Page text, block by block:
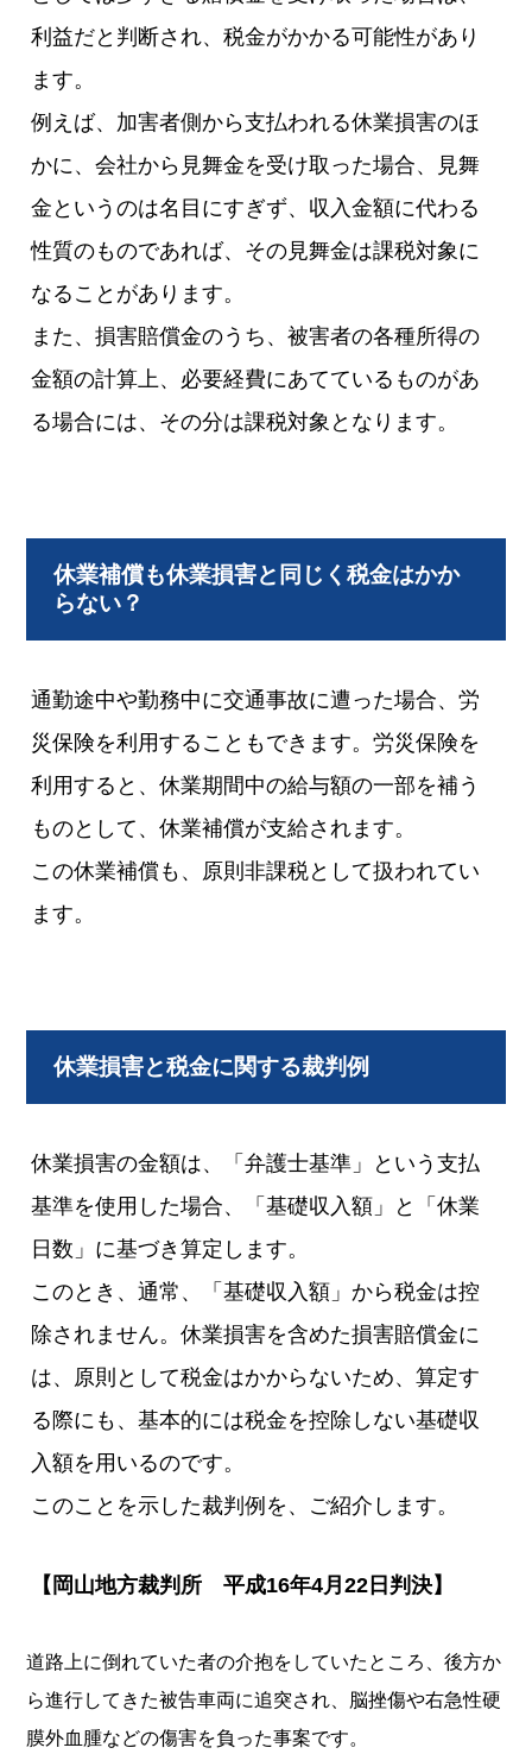
利益だと判断され、税金がかかる可能性があり
ます。
例えば、加害者側から支払われる休業損害のほ
かに、会社から見舞金を受け取った場合、見舞
金というのは名目にすぎず、収入金額に代わる
性質のものであれば、その見舞金は課税対象に
なることがあります。
また、損害賠償金のうち、被害者の各種所得の
金額の計算上、必要経費にあてているものがあ
る場合には、その分は課税対象となります。
休業補償も休業損害と同じく税金はかか
らない？
通勤途中や勤務中に交通事故に遭った場合、労
災保険を利用することもできます。労災保険を
利用すると、休業期間中の給与額の一部を補う
ものとして、休業補償が支給されます。
この休業補償も、原則非課税として扱われてい
ます。
休業損害と税金に関する裁判例
休業損害の金額は、「弁護士基準」という支払
基準を使用した場合、「基礎収入額」と「休業
日数」に基づき算定します。
このとき、通常、「基礎収入額」から税金は控
除されません。休業損害を含めた損害賠償金に
は、原則として税金はかからないため、算定す
る際にも、基本的には税金を控除しない基礎収
入額を用いるのです。
このことを示した裁判例を、ご紹介します。
【岡山地方裁判所 平成16年4月22日判決】
道路上に倒れていた者の介抱をしていたところ、後方か
ら進行してきた被告車両に追突され、脳挫傷や右急性硬
膜外血腫などの傷害を負った事案です。